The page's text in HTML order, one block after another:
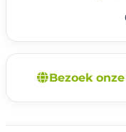
Bezoek